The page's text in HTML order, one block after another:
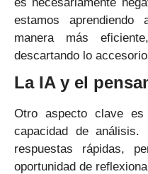
estamos aprendiendo
manera más
descartando lo
La IA y el
Otro aspecto clave
capacidad de análisis.
respuestas rápidas,
oportunidad de